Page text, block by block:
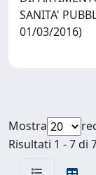
SANITA'
01/03/2016)
Mostra
Risultati 1 - 7 di